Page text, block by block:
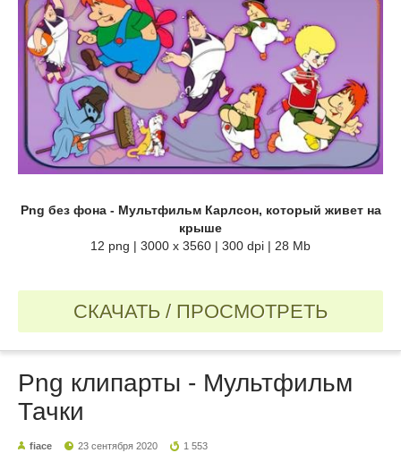
Png без фона - Мультфильм Карлсон, который живет на
крыше
12 png | 3000 х 3560 | 300 dpi | 28 Mb
СКАЧАТЬ / ПРОСМОТРЕТЬ
Png клипарты - Мультфильм
Тачки
fiace 23 сентября 2020 1 553